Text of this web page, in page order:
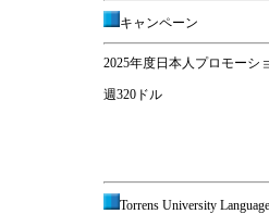
キャンペーン
2025年度日本人プロモーシ
週320ドル
Torrens University